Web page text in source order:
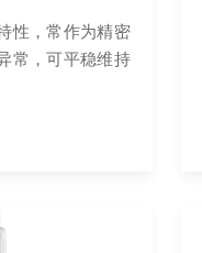
性，常作为精密
常，可平稳维持